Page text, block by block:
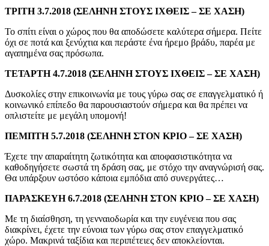
ΤΡΙΤΗ 3.7.2018 (ΣΕΛΗΝΗ ΣΤΟΥΣ ΙΧΘΕΙΣ – ΣΕ ΧΑΣΗ)
Το σπίτι είναι ο χώρος που θα αποδώσετε καλύτερα σήμερα. Πείτε
όχι σε ποτά και ξενύχτια και περάστε ένα ήρεμο βράδυ, παρέα με
αγαπημένα σας πρόσωπα.
ΤΕΤΑΡΤΗ 4.7.2018 (ΣΕΛΗΝΗ ΣΤΟΥΣ ΙΧΘΕΙΣ – ΣΕ ΧΑΣΗ)
Δυσκολίες στην επικοινωνία με τους γύρω σας σε επαγγελματικό ή
κοινωνικό επίπεδο θα παρουσιαστούν σήμερα και θα πρέπει να
οπλιστείτε με μεγάλη υπομονή!
ΠΕΜΠΤΗ 5.7.2018 (ΣΕΛΗΝΗ ΣΤΟΝ ΚΡΙΟ – ΣΕ ΧΑΣΗ)
Έχετε την απαραίτητη ζωτικότητα και αποφασιστικότητα να
καθοδηγήσετε σωστά τη δράση σας, με στόχο την αναγνώρισή σας.
Θα υπάρξουν ωστόσο κάποια εμπόδια από συνεργάτες…
ΠΑΡΑΣΚΕΥΗ 6.7.2018 (ΣΕΛΗΝΗ ΣΤΟΝ ΚΡΙΟ – ΣΕ ΧΑΣΗ)
Με τη διαίσθηση, τη γενναιοδωρία και την ευγένεια που σας
διακρίνει, έχετε την εύνοια των γύρω σας στον επαγγελματικό
χώρο. Μακρινά ταξίδια και περιπέτειες δεν αποκλείονται.